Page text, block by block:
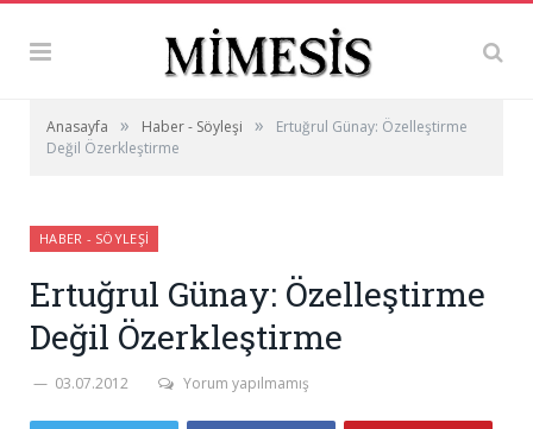
Anasayfa » Haber - Söyleşi »
Ertuğrul Günay: Özelleştirme
Değil Özerkleştirme
HABER - SÖYLEŞI
Ertuğrul Günay: Özelleştirme
Değil Özerkleştirme
03.07.2012 Yorum yapılmamış